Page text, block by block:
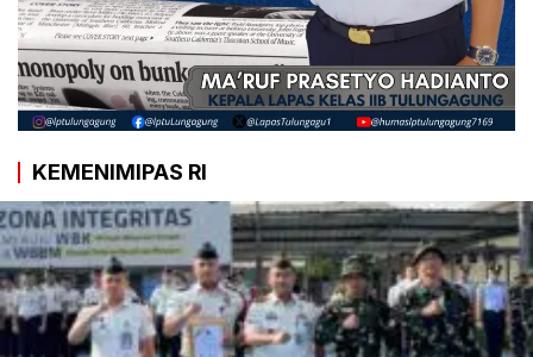
KEMENIMIPAS RI